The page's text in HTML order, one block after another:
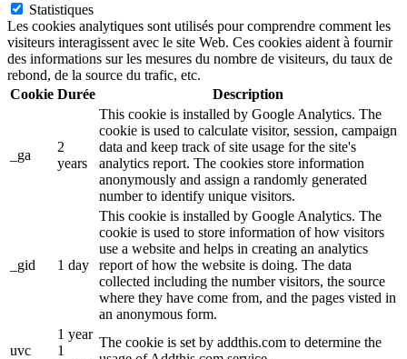
Statistiques
Les cookies analytiques sont utilisés pour comprendre comment les
visiteurs interagissent avec le site Web. Ces cookies aident à fournir
des informations sur les mesures du nombre de visiteurs, du taux de
rebond, de la source du trafic, etc.
Cookie Durée Description
_ga
2
years
This cookie is installed by Google Analytics. The
cookie is used to calculate visitor, session, campaign
data and keep track of site usage for the site's
analytics report. The cookies store information
anonymously and assign a randomly generated
number to identify unique visitors.
_gid 1 day
This cookie is installed by Google Analytics. The
cookie is used to store information of how visitors
use a website and helps in creating an analytics
report of how the website is doing. The data
collected including the number visitors, the source
where they have come from, and the pages visted in
an anonymous form.
uvc
1 year
1
The cookie is set by addthis.com to determine the